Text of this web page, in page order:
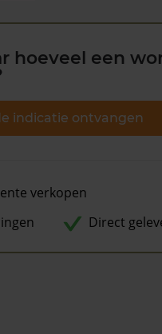
hoeveel een
indicatie ontvangen
verkopen
Direct